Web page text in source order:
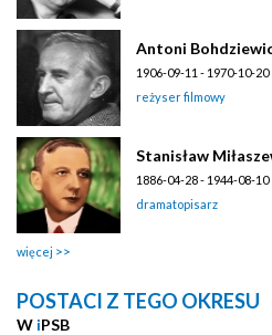
Antoni
1906-09-11 - 1970-10-20
reżyser filmowy
Stanisław
1886-04-28 - 1944-08-10
dramatopisarz
więcej
POSTACI Z TEGO OKRESU
W iPSB